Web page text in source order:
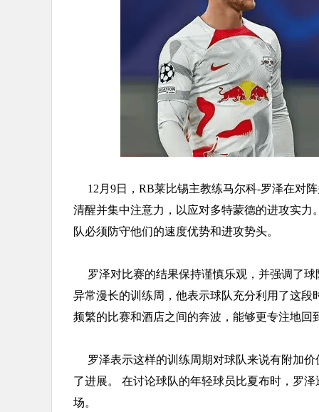
12月9日，RB莱比锡主教练马尔科-罗泽在对
清醒并集中注意力，以应对多特蒙德的进攻实
队必须防守他们的速度优势和进攻势头。
罗泽对比赛的结果保持谨慎乐观，并强调了
异常漫长的训练周，他表示球队充分利用了这
频繁的比赛和酒店之间的奔波，能够更专注地回
罗泽表示这样的训练周期对球队来说有附加
了进展。 在讨论球队的年轻球员比夏布时，罗
场。